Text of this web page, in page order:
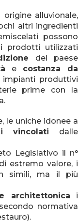
origine alluvionale,
altri ingredienti
possono
prodotti utilizzati
del paese
e costanza da
impianti produttivi
prime con la
le uniche idonee a
vincolati dalle
Legislativo il n°
di estremo valore, i
simili, ma il più
architettonica i
normativa